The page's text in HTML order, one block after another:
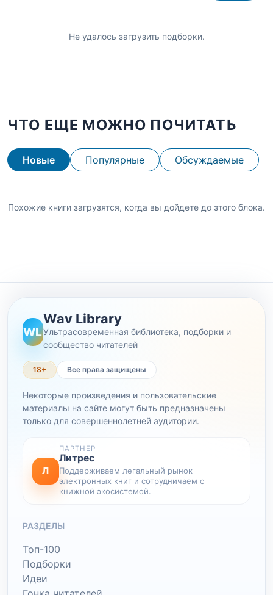
Не удалось загрузить подборки.
ЧТО ЕЩЕ МОЖНО ПОЧИТАТЬ
Новые Популярные Обсуждаемые
Похожие книги загрузятся, когда вы дойдете до этого блока.
WL
Wav Library
Ультрасовременная библиотека, подборки и
сообщество читателей
18+ Все права защищены
Некоторые произведения и пользовательские
материалы на сайте могут быть предназначены
только для совершеннолетней аудитории.
Л
ПАРТНЕР
Литрес
Поддерживаем легальный рынок
электронных книг и сотрудничаем с
книжной экосистемой.
РАЗДЕЛЫ
Топ-100
Подборки
Идеи